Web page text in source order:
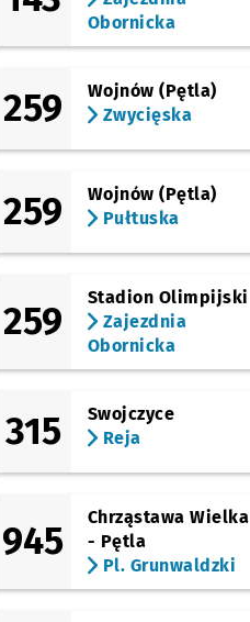
Obornicka
259
Wojnów (Pętla)
Zwycięska
259
Wojnów (Pętla)
Pułtuska
259
Stadion Olimpijski
Zajezdnia
Obornicka
315
Swojczyce
Reja
945
Chrząstawa Wielka
- Pętla
Pl. Grunwaldzki